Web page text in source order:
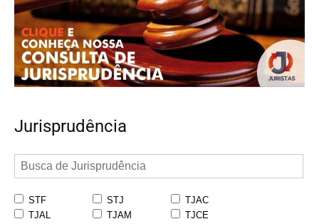
Jurisprudência
STF STJ
TJAC
TJAL
TJAM
TJCE